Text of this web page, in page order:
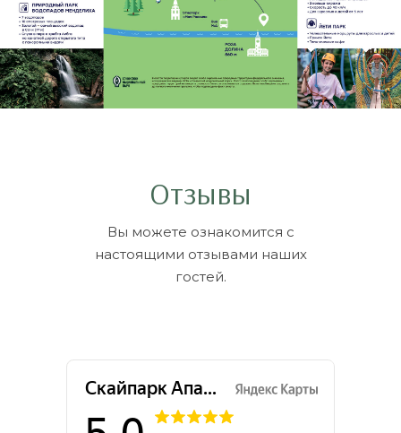
Вы можете ознакомится с
настоящими отзывами наших
гостей.
Отзывы